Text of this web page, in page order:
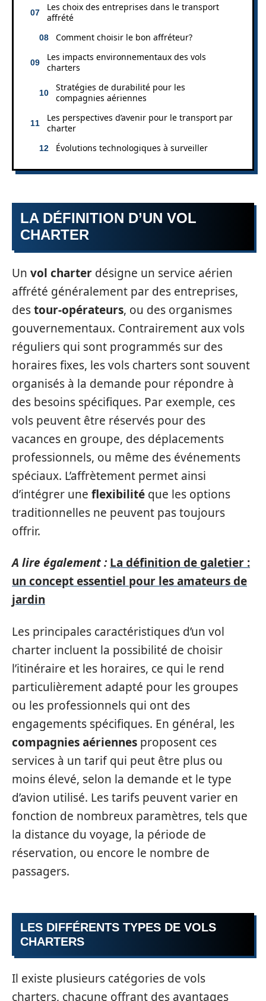
Les choix des entreprises dans le transport
affrété
Comment choisir le bon affréteur?
Les impacts environnementaux des vols
charters
Stratégies de durabilité pour les
compagnies aériennes
Les perspectives d’avenir pour le transport par
charter
Évolutions technologiques à surveiller
LA DÉFINITION D’UN VOL
CHARTER
Un vol charter désigne un service aérien
affrété généralement par des entreprises,
destour-opérateurs, ou des organismes
gouvernementaux. Contrairement aux vols
réguliers qui sont programmés sur des
horaires fixes, les vols charters sont souvent
organisés à la demande pour répondre à
des besoins spécifiques. Par exemple, ces
vols peuvent être réservés pour des
vacances en groupe, des déplacements
professionnels, ou même des événements
spéciaux. L’affrètement permet ainsi
d’intégrer une flexibilité que les options
traditionnelles ne peuvent pas toujours
offrir.
A lire également : La définition de galetier :
un concept essentiel pour les amateurs de
jardin
Les principales caractéristiques d’un vol
charter incluent la possibilité de choisir
l’itinéraire et les horaires, ce qui le rend
particulièrement adapté pour les groupes
ou les professionnels qui ont des
engagements spécifiques. En général, les
compagnies aériennes proposent ces
services à un tarif qui peut être plus ou
moins élevé, selon la demande et le type
d’avion utilisé. Les tarifs peuvent varier en
fonction de nombreux paramètres, tels que
la distance du voyage, la période de
réservation, ou encore le nombre de
passagers.
LES DIFFÉRENTS TYPES DE VOLS
CHARTERS
Il existe plusieurs catégories de vols
charters, chacune offrant des avantages